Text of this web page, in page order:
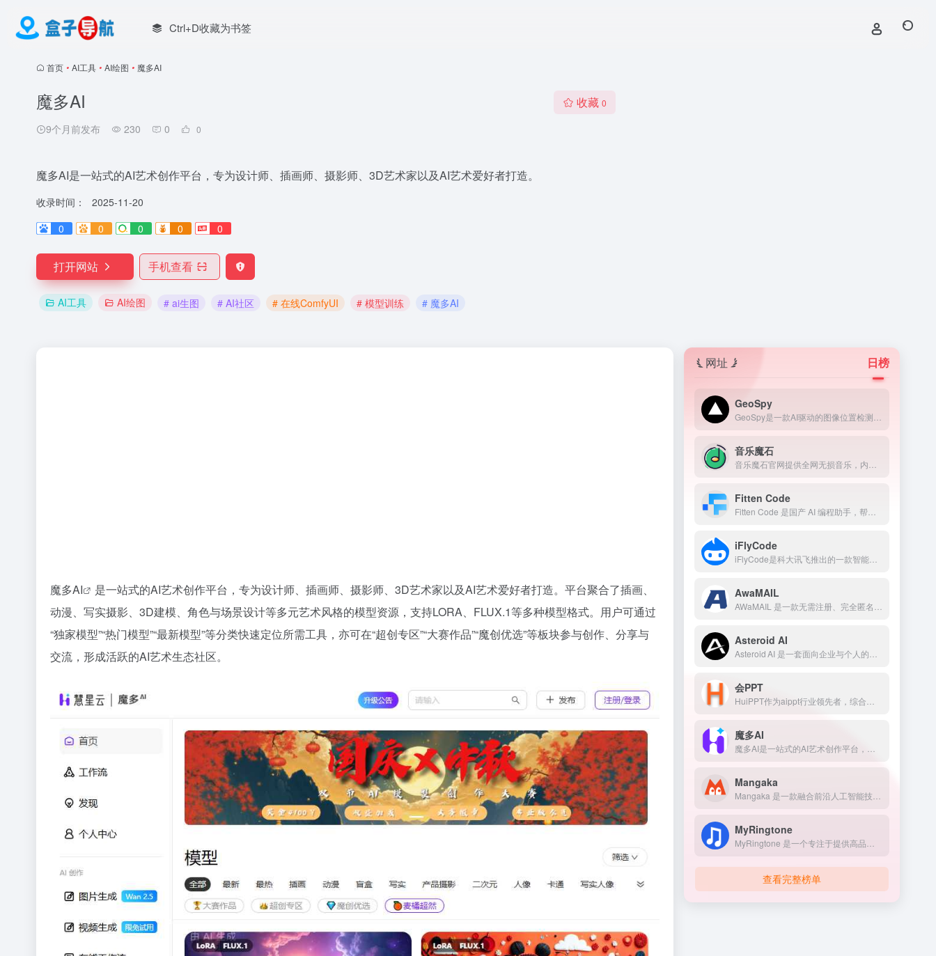
Ctrl+D收藏为书签
首页 • AI工具 • AI绘图 • 魔多AI
魔多AI
9个月前发布 230 0 0
收藏 0
魔多AI是一站式的AI艺术创作平台，专为设计师、插画师、摄影师、3D艺术家以及AI艺术爱好者打造。
收录时间：
2025-11-20
0
0 0 0 0
打开网站 手机查看
AI工具 AI绘图 # ai生图 # AI社区 # 在线ComfyUI # 模型训练 # 魔多AI
魔多AI
是一站式的AI艺术创作平台，专为设计师、插画师、摄影师、3D艺术家以及AI艺术爱好者打造。平台聚合了插画、
动漫、写实摄影、3D建模、角色与场景设计等多元艺术风格的模型资源，支持LORA、FLUX.1等多种模型格式。用户可通过
“独家模型”“热门模型”“最新模型”等分类快速定位所需工具，亦可在“超创专区”“大赛作品”“魔创优选”等板块参与创作、分享与
交流，形成活跃的AI艺术生态社区。
网址 日榜
GeoSpy
音乐魔石
Fitten Code
iFlyCode
AwaMAIL
Asteroid AI
会PPT
魔多AI
Mangaka
MyRingtone
查看完整榜单